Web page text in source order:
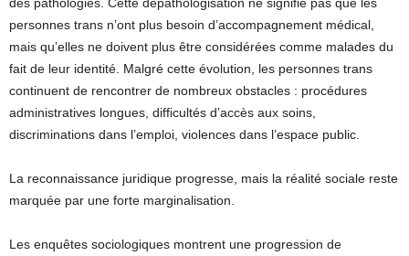
personnes trans n’ont plus besoin d’accompagnement médical,
mais qu’elles ne doivent plus être considérées comme malades du
fait de leur identité. Malgré cette évolution, les personnes trans
continuent de rencontrer de nombreux obstacles : procédures
administratives longues, difficultés d’accès aux soins,
discriminations dans l’emploi, violences dans l’espace public.
La reconnaissance juridique progresse, mais la réalité sociale reste
marquée par une forte marginalisation.
Les enquêtes sociologiques montrent une progression de